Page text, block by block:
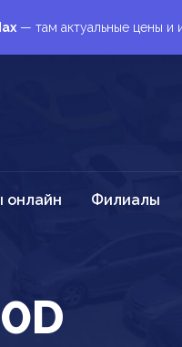
— там актуальные цены и
онлайн Филиалы